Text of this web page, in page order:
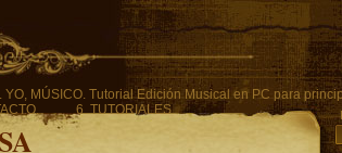
YO, MÚSICO. Tutorial Edición Musical en PC para
6. TUTORIALES.